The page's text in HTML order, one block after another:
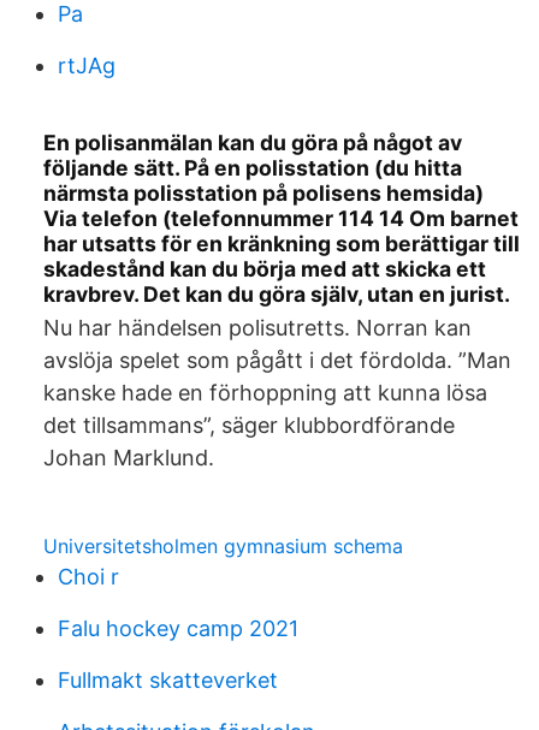
Pa
rtJAg
En polisanmälan kan du göra på något av
följande sätt. På en polisstation (du hitta
närmsta polisstation på polisens hemsida)
Via telefon (telefonnummer 114 14 Om barnet
har utsatts för en kränkning som berättigar till
skadestånd kan du börja med att skicka ett
kravbrev. Det kan du göra själv, utan en jurist.
Nu har händelsen polisutretts. Norran kan
avslöja spelet som pågått i det fördolda. ”Man
kanske hade en förhoppning att kunna lösa
det tillsammans”, säger klubbordförande
Johan Marklund.
Universitetsholmen gymnasium schema
Choi r
Falu hockey camp 2021
Fullmakt skatteverket